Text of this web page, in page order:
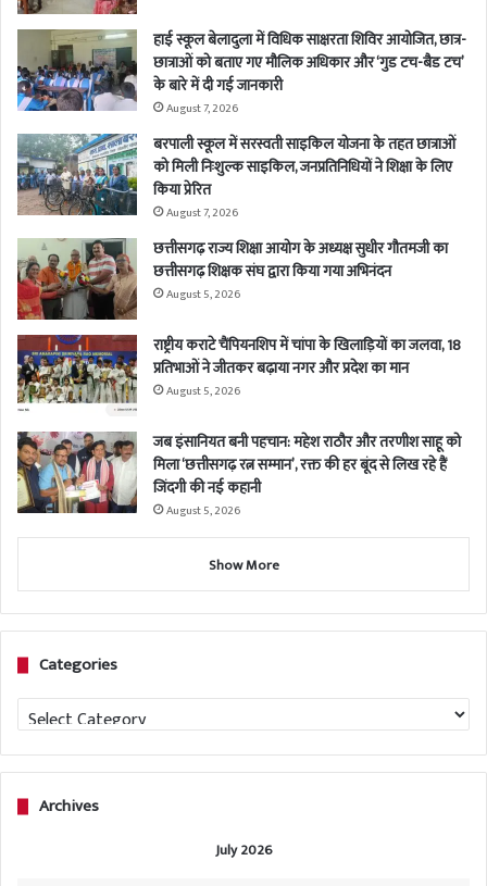
हाई स्कूल बेलादुला में विधिक साक्षरता शिविर आयोजित, छात्र-
छात्राओं को बताए गए मौलिक अधिकार और ‘गुड टच-बैड टच’
के बारे में दी गई जानकारी
August 7, 2026
बरपाली स्कूल में सरस्वती साइकिल योजना के तहत छात्राओं
को मिली निःशुल्क साइकिल, जनप्रतिनिधियों ने शिक्षा के लिए
किया प्रेरित
August 7, 2026
छत्तीसगढ़ राज्य शिक्षा आयोग के अध्यक्ष सुधीर गौतमजी का
छत्तीसगढ़ शिक्षक संघ द्वारा किया गया अभिनंदन
August 5, 2026
राष्ट्रीय कराटे चैंपियनशिप में चांपा के खिलाड़ियों का जलवा, 18
प्रतिभाओं ने जीतकर बढ़ाया नगर और प्रदेश का मान
August 5, 2026
जब इंसानियत बनी पहचान: महेश राठौर और तरणीश साहू को
मिला ‘छत्तीसगढ़ रत्न सम्मान’, रक्त की हर बूंद से लिख रहे हैं
जिंदगी की नई कहानी
August 5, 2026
Show More
Categories
Categories
Archives
July 2026